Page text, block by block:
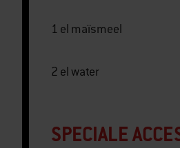
1 el maïsmeel
2 el water
SPECIALE